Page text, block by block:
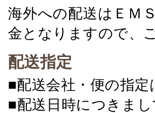
海外への配送はＥＭ
金となりますので、
配送指定
■配送会社・便の指
■配送日時につきま